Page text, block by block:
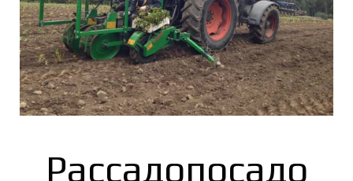
O
Рассадопосадо